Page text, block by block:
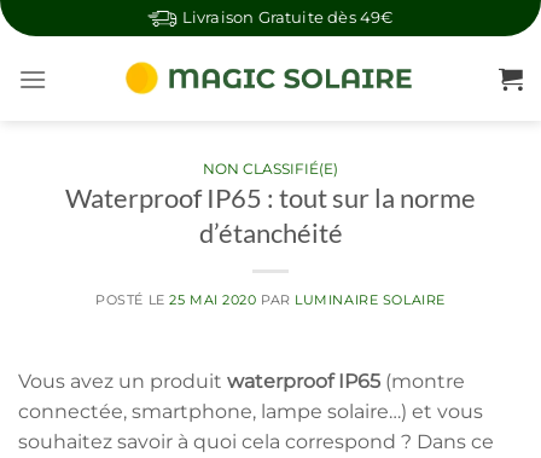
Skip
content
Livraison Gratuite dès 49€
NON CLASSIFIÉ(E)
Waterproof IP65 : tout sur la norme
d’étanchéité
POSTÉ LE25 MAI 2020 PAR LUMINAIRE SOLAIRE
Vous avez un produit waterproof IP65 (montre
connectée, smartphone, lampe solaire…) et vous
souhaitez savoir à quoi cela correspond ? Dans ce